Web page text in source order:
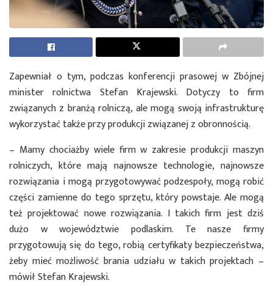
Zapewniał o tym, podczas konferencji prasowej w Zbójnej
minister rolnictwa Stefan Krajewski. Dotyczy to firm
związanych z branżą rolniczą, ale mogą swoją infrastrukturę
wykorzystać także przy produkcji związanej z obronnością.
– Mamy chociażby wiele firm w zakresie produkcji maszyn
rolniczych, które mają najnowsze technologie, najnowsze
rozwiązania i mogą przygotowywać podzespoły, mogą robić
części zamienne do tego sprzętu, który powstaje. Ale mogą
też projektować nowe rozwiązania. I takich firm jest dziś
dużo w województwie podlaskim. Te nasze firmy
przygotowują się do tego, robią certyfikaty bezpieczeństwa,
żeby mieć możliwość brania udziału w takich projektach –
mówił Stefan Krajewski.